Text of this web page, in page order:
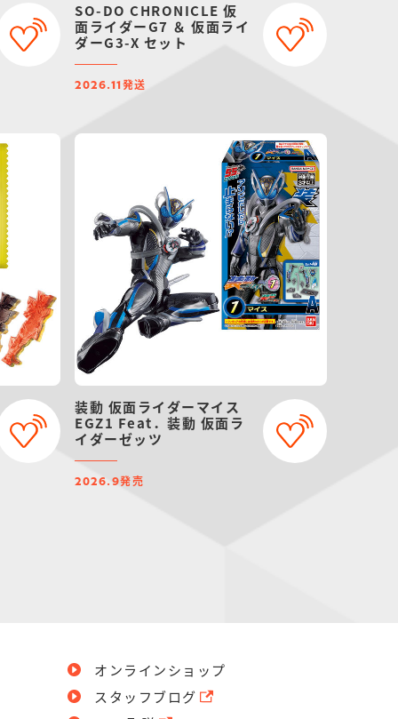
SO-DO CHRONICLE 仮
面ライダーG7 ＆ 仮面ライ
ダーG3-X セット
2026.11 発送
装動 仮面ライダーマイス
EGZ1 Feat．装動 仮面ラ
イダーゼッツ
2026.9発売
オンラインショップ
スタッフブログ